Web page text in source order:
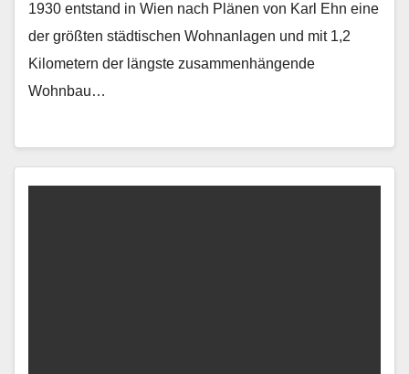
1930 entstand in Wien nach Plänen von Karl Ehn eine
der größten städtischen Wohnanlagen und mit 1,2
Kilometern der längste zusammenhängende
Wohnbau…